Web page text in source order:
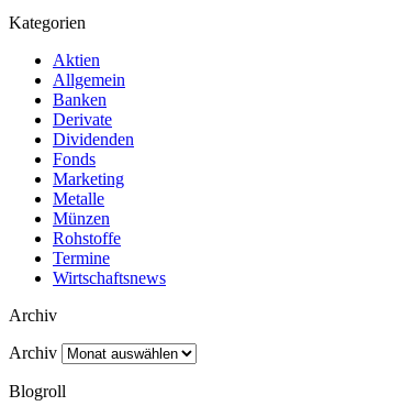
Kategorien
Aktien
Allgemein
Banken
Derivate
Dividenden
Fonds
Marketing
Metalle
Münzen
Rohstoffe
Termine
Wirtschaftsnews
Archiv
Archiv
Blogroll